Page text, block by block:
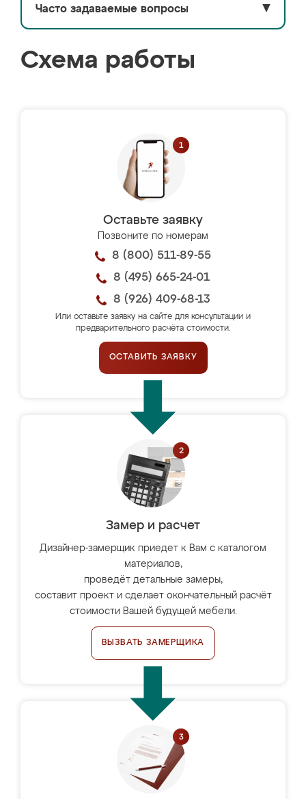
Часто задаваемые вопросы ▼
Схема работы
Оставьте заявку
Позвоните по номерам
8 (800) 511-89-55
8 (495) 665-24-01
8 (926) 409-68-13
Или оставьте заявку на сайте для консультации и
предварительного расчёта стоимости.
ОСТАВИТЬ ЗАЯВКУ
Замер и расчет
Дизайнер-замерщик приедет к Вам с каталогом
материалов,
проведёт детальные замеры,
составит проект и сделает окончательный расчёт
стоимости Вашей будущей мебели.
ВЫЗВАТЬ ЗАМЕРЩИКА